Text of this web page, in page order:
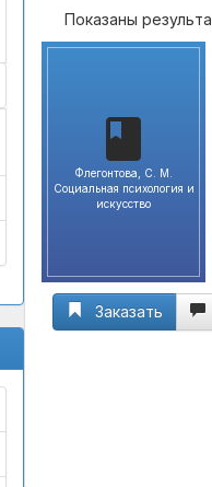
Показаны
Флегонтова, С. М.
Социальная психология и
искусство
Заказать